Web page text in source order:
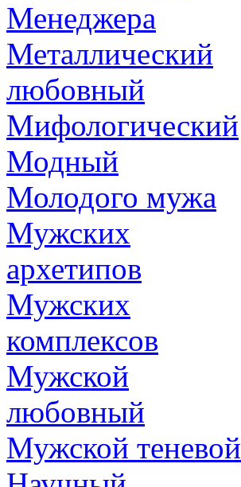
Менеджера
Металлический
любовный
Мифологический
Модный
Молодого мужа
Мужских
архетипов
Мужских
комплексов
Мужской
любовный
Мужской теневой